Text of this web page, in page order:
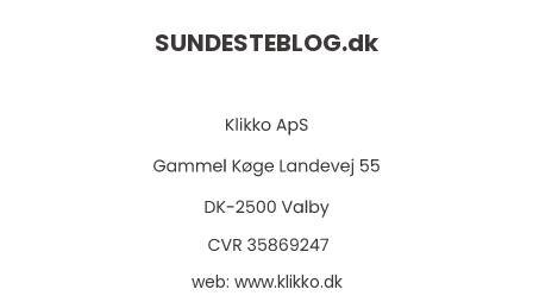
SUNDESTEBLOG.dk
web: www.klikko.dk